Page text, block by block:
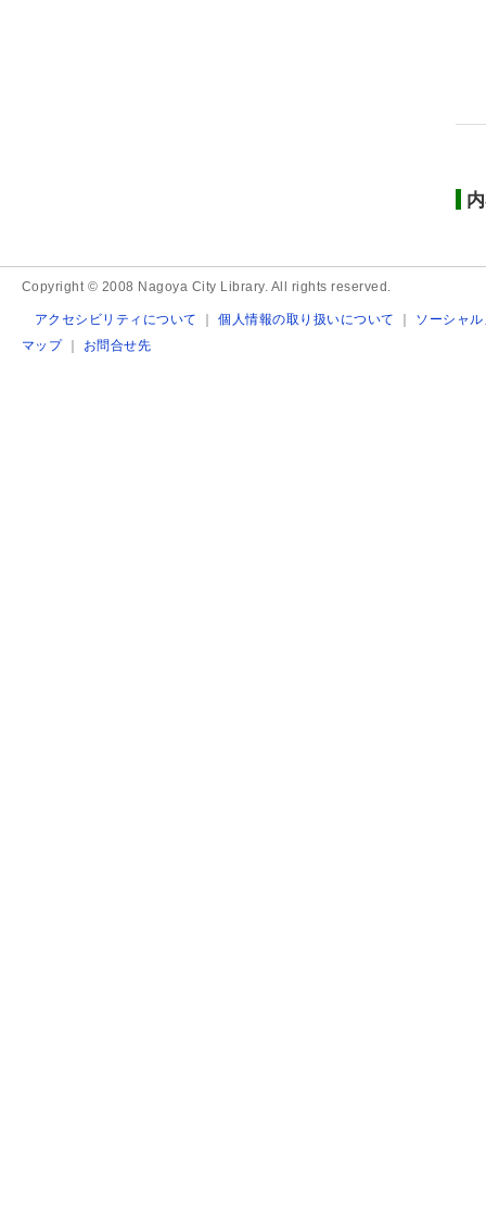
Copyright © 2008 Nagoya City Library. All rights reserved.
アクセシビリティについて ｜個人情報の取り扱いについて ｜ ソーシャ
マップ｜ お問合せ先